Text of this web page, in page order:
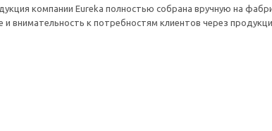
компании Eureka полностью собрана вручную на
и внимательность к потребностям клиентов через